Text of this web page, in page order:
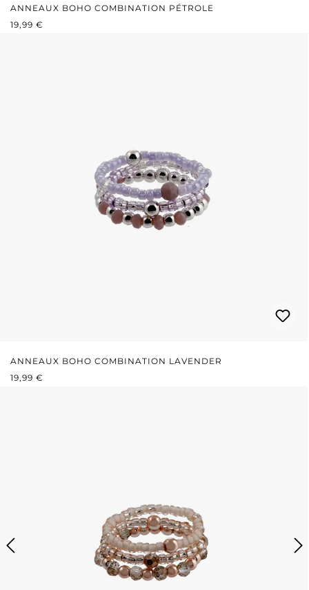
ANNEAUX BOHO COMBINATION PÉTROLE
PRIX RÉGULIER :
19,99 €
ANNEAUX BOHO COMBINATION LAVENDER
PRIX RÉGULIER :
19,99 €